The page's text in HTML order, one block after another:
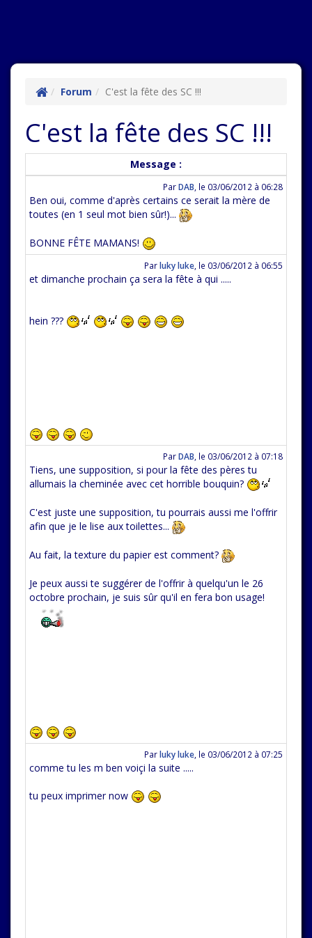
Forum C'est la fête des SC !!!
C'est la fête des SC !!!
Message :
ParDAB le 03/06/2012 à 06:28
Ben oui, comme d'après certains ce serait la mère de
toutes (en 1 seul mot bien sûr!)...
BONNE FÊTE MAMANS!
Parluky luke le 03/06/2012 à 06:55
et dimanche prochain ça sera la fête à qui .....
hein ???
ParDAB le 03/06/2012 à 07:18
Tiens, une supposition, si pour la fête des pères tu
allumais la cheminée avec cet horrible bouquin?
C'est juste une supposition, tu pourrais aussi me l'offrir
afin que je le lise aux toilettes...
Au fait, la texture du papier est comment?
Je peux aussi te suggérer de l'offrir à quelqu'un le 26
octobre prochain, je suis sûr qu'il en fera bon usage!
Parluky luke le 03/06/2012 à 07:25
comme tu les m ben voiçi la suite .....
tu peux imprimer now